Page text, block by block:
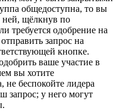
общедоступна, то вы
ней, щёлкнув по
требуется одобрение на
запрос на
кнопке.
ваше участие в
вы хотите
не беспокойте лидера
запрос; у него могут